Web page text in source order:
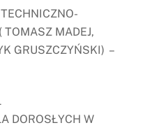
TOMASZ MADEJ,
GRUSZCZYŃSKI) –
DOROSŁYCH W